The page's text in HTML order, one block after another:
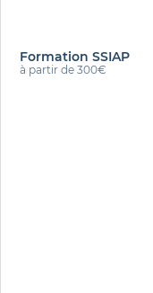
Formation SSIAP
à partir de 300€